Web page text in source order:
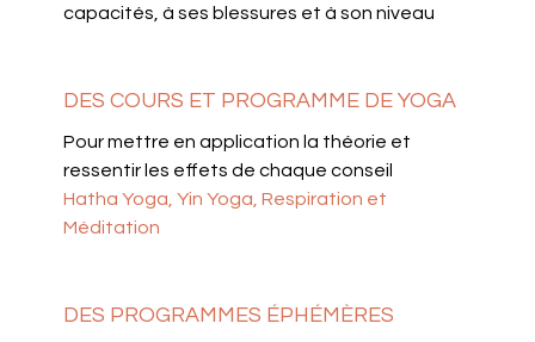
capacités, à ses blessures et à son niveau
DES COURS ET PROGRAMME DE YOGA
Pour mettre en application la théorie et
ressentir les effets de chaque conseil
Hatha Yoga, Yin Yoga, Respiration et
Méditation
DES PROGRAMMES ÉPHÉMÈRES